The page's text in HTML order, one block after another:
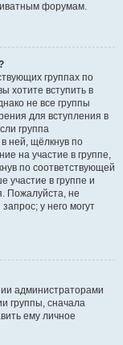
форумам.
группах по
хотите вступить в
не все группы
для вступления в
группа
ней, щёлкнув по
на участие в группе,
по соответствующей
участие в группе и
Пожалуйста, не
у него могут
администраторами
группы, сначала
ему личное